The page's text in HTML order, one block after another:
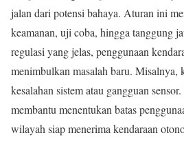
jalan dari potensi bahaya. Aturan ini
keamanan, uji coba, hingga tanggung
regulasi yang jelas, penggunaan
menimbulkan masalah baru. Misalnya,
kesalahan sistem atau gangguan
membantu menentukan batas
wilayah siap menerima kendaraan